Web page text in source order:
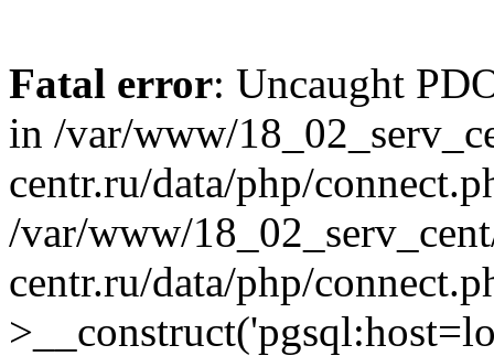
Fatal error: Uncaught
in /var/www/
centr.ru/data/php/
/var/www/
centr.ru/data/php/